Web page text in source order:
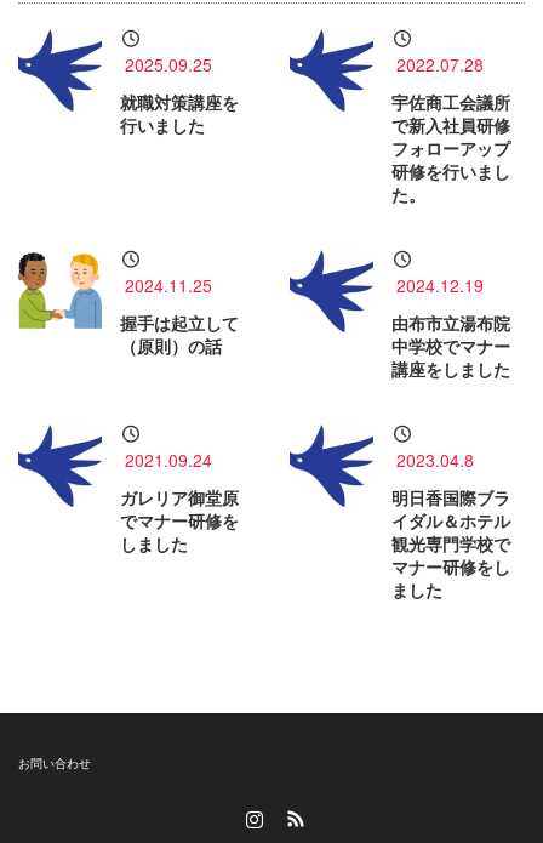
2025.09.25
就職対策講座を
行いました
2022.07.28
宇佐商工会議所
で新入社員研修
フォローアップ
研修を行いまし
た。
2024.11.25
握手は起立して
（原則）の話
2024.12.19
由布市立湯布院
中学校でマナー
講座をしました
2021.09.24
ガレリア御堂原
でマナー研修を
しました
2023.04.8
明日香国際ブラ
イダル＆ホテル
観光専門学校で
マナー研修をし
ました
お問い合わせ